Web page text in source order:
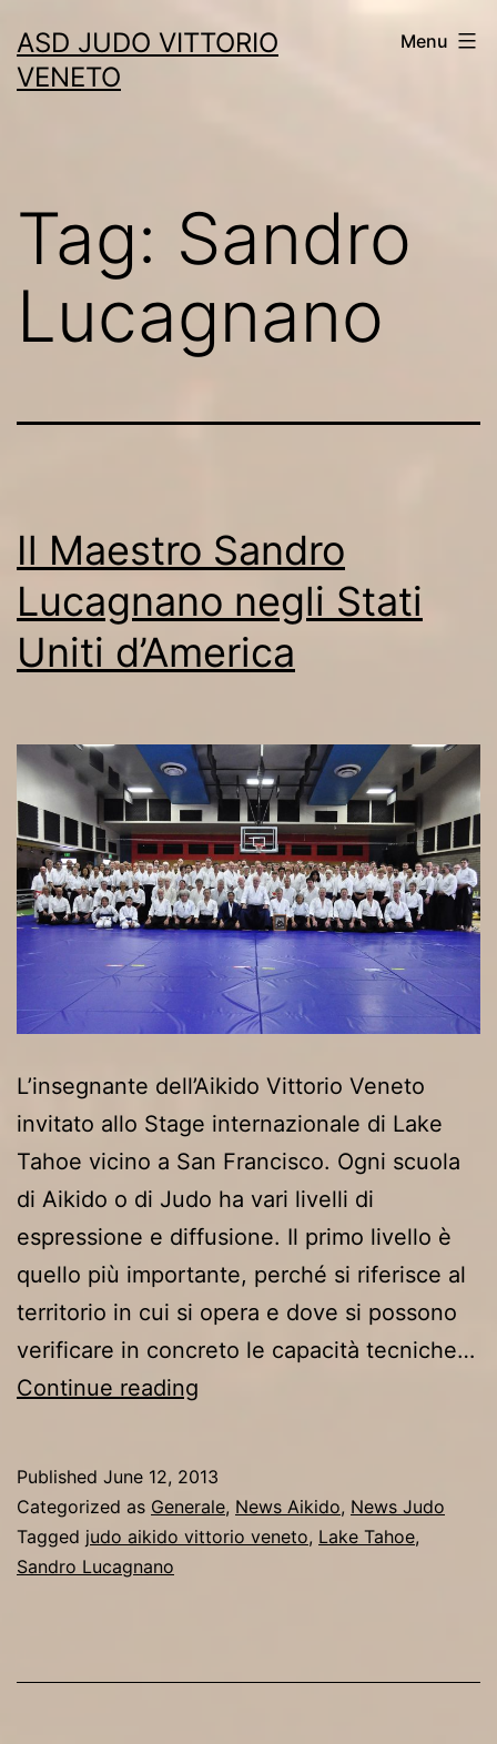
to
content
ASD JUDO VITTORIO
VENETO
Menu
Tag: Sandro
Lucagnano
Il Maestro Sandro
Lucagnano negli Stati
Uniti d’America
L’insegnante dell’Aikido Vittorio Veneto
invitato allo Stage internazionale di Lake
Tahoe vicino a San Francisco. Ogni scuola
di Aikido o di Judo ha vari livelli di
espressione e diffusione. Il primo livello è
quello più importante, perché si riferisce al
territorio in cui si opera e dove si possono
verificare in concreto le capacità tecniche…
Continue reading
Lucagnano
negli
Published June 12, 2013
Categorized as Generale, News Aikido, News Judo
Tagged judo aikido vittorio veneto, Lake Tahoe,
Sandro Lucagnano